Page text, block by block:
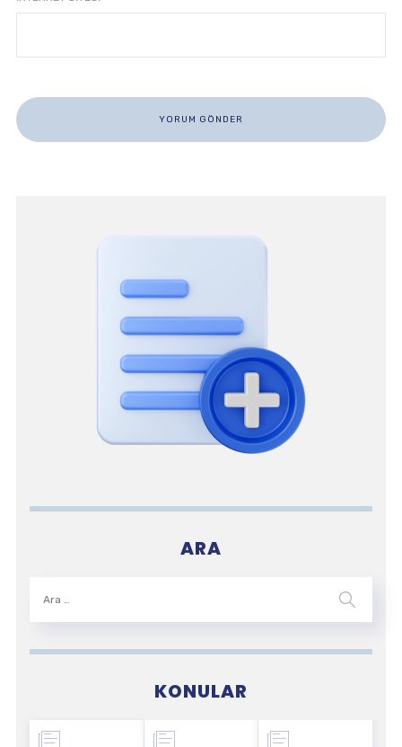
ARA
KONULAR